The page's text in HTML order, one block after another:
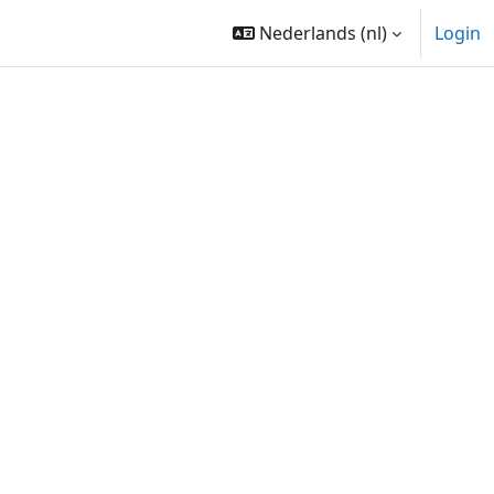
Nederlands ‎(nl)‎ Login